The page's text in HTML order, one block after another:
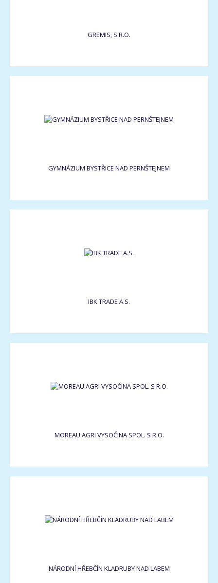
GREMIS, S.R.O.
GYMNÁZIUM BYSTŘICE NAD PERNŠTEJNEM
IBK TRADE A.S.
MOREAU AGRI VYSOČINA SPOL. S R.O.
NÁRODNÍ HŘEBČÍN KLADRUBY NAD LABEM